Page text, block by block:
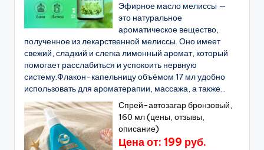
Эфирное масло мелиссы —
это натуральное
ароматическое вещество,
полученное из лекарственной мелиссы. Оно имеет
свежий, сладкий и слегка лимонный аромат, который
помогает расслабиться и успокоить нервную
систему.Флакон-капельницу объёмом 17 мл удобно
использовать для ароматерапии, массажа, а также...
Спрей-автозагар бронзовый,
160 мл (цены, отзывы,
описание)
Цена от: 199 руб.